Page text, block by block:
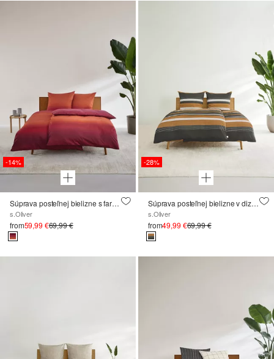
-14%
Súprava posteľnej bielizne s farebným gradientom
s.Oliver
from59,99 €69,99 €
-28%
Súprava posteľnej bielizne v dizajne farebného blokovania
s.Oliver
from49,99 €69,99 €